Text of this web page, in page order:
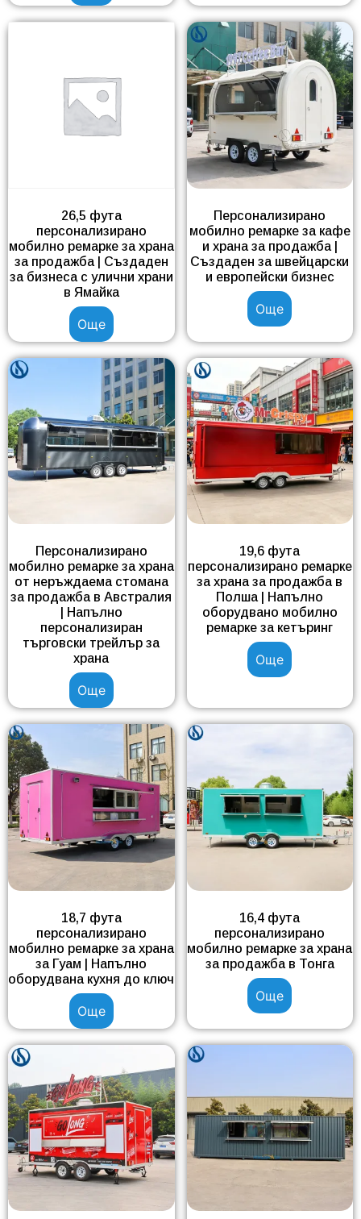
26,5 фута
персонализирано
мобилно ремарке за храна
за продажба | Създаден
за бизнеса с улични храни
в Ямайка
Още
Персонализирано
мобилно ремарке за кафе
и храна за продажба |
Създаден за швейцарски
и европейски бизнес
Още
Персонализирано
мобилно ремарке за храна
от неръждаема стомана
за продажба в Австралия
| Напълно
персонализиран
търговски трейлър за
храна
Още
19,6 фута
персонализирано ремарке
за храна за продажба в
Полша | Напълно
оборудвано мобилно
ремарке за кетъринг
Още
18,7 фута
персонализирано
мобилно ремарке за храна
за Гуам | Напълно
оборудвана кухня до ключ
Още
16,4 фута
персонализирано
мобилно ремарке за храна
за продажба в Тонга
Още